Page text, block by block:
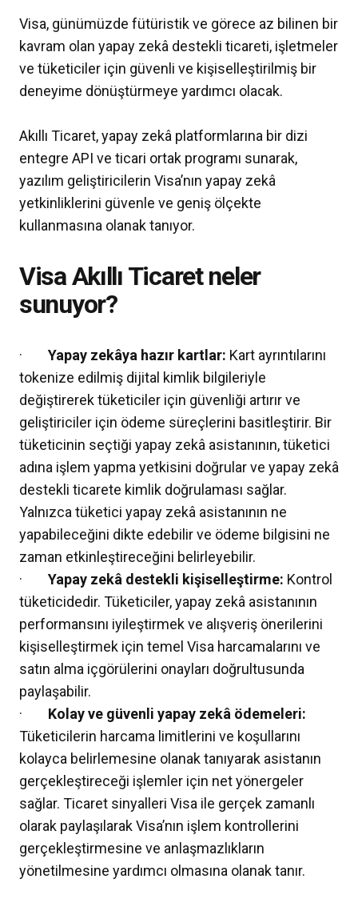
Visa, günümüzde fütüristik ve görece az bilinen bir
kavram olan yapay zekâ destekli ticareti, işletmeler
ve tüketiciler için güvenli ve kişiselleştirilmiş bir
deneyime dönüştürmeye yardımcı olacak.
Akıllı Ticaret, yapay zekâ platformlarına bir dizi
entegre API ve ticari ortak programı sunarak,
yazılım geliştiricilerin Visa’nın yapay zekâ
yetkinliklerini güvenle ve geniş ölçekte
kullanmasına olanak tanıyor.
Visa Akıllı Ticaret neler
sunuyor?
· Yapay zekâya hazır kartlar: Kart ayrıntılarını
tokenize edilmiş dijital kimlik bilgileriyle
değiştirerek tüketiciler için güvenliği artırır ve
geliştiriciler için ödeme süreçlerini basitleştirir. Bir
tüketicinin seçtiği yapay zekâ asistanının, tüketici
adına işlem yapma yetkisini doğrular ve yapay zekâ
destekli ticarete kimlik doğrulaması sağlar.
Yalnızca tüketici yapay zekâ asistanının ne
yapabileceğini dikte edebilir ve ödeme bilgisini ne
zaman etkinleştireceğini belirleyebilir.
· Yapay zekâ destekli kişiselleştirme: Kontrol
tüketicidedir. Tüketiciler, yapay zekâ asistanının
performansını iyileştirmek ve alışveriş önerilerini
kişiselleştirmek için temel Visa harcamalarını ve
satın alma içgörülerini onayları doğrultusunda
paylaşabilir.
· Kolay ve güvenli yapay zekâ ödemeleri:
Tüketicilerin harcama limitlerini ve koşullarını
kolayca belirlemesine olanak tanıyarak asistanın
gerçekleştireceği işlemler için net yönergeler
sağlar. Ticaret sinyalleri Visa ile gerçek zamanlı
olarak paylaşılarak Visa’nın işlem kontrollerini
gerçekleştirmesine ve anlaşmazlıkların
yönetilmesine yardımcı olmasına olanak tanır.